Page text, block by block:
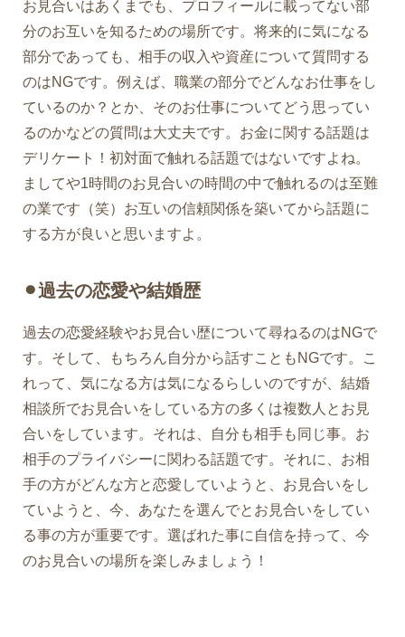
お見合いはあくまでも、プロフィールに載ってない部
分のお互いを知るための場所です。将来的に気になる
部分であっても、相手の収入や資産について質問する
のはNGです。例えば、職業の部分でどんなお仕事をし
ているのか？とか、そのお仕事についてどう思ってい
るのかなどの質問は大丈夫です。お金に関する話題は
デリケート！初対面で触れる話題ではないですよね。
ましてや1時間のお見合いの時間の中で触れるのは至難
の業です（笑）お互いの信頼関係を築いてから話題に
する方が良いと思いますよ。
⚫︎過去の恋愛や結婚歴
過去の恋愛経験やお見合い歴について尋ねるのはNGで
す。そして、もちろん自分から話すこともNGです。こ
れって、気になる方は気になるらしいのですが、結婚
相談所でお見合いをしている方の多くは複数人とお見
合いをしています。それは、自分も相手も同じ事。お
相手のプライバシーに関わる話題です。それに、お相
手の方がどんな方と恋愛していようと、お見合いをし
ていようと、今、あなたを選んでとお見合いをしてい
る事の方が重要です。選ばれた事に自信を持って、今
のお見合いの場所を楽しみましょう！